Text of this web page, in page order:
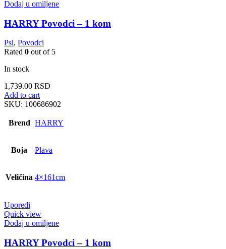
Dodaj u omiljene
HARRY Povodci – 1 kom
Psi, Povodci
Rated 0 out of 5
In stock
1,739.00 RSD
Add to cart
SKU: 100686902
Brend HARRY
Boja Plava
Veličina 4×161cm
Uporedi
Quick view
Dodaj u omiljene
HARRY Povodci – 1 kom